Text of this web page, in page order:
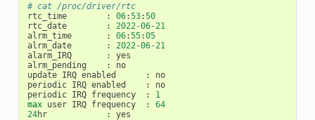
# cat /proc/driver/rtc
rtc_time
: 06:53:50
rtc_date
: 2022 -06- 21
alrm_time
: 06:55:05
alrm_date
: 2022 -06- 21
alarm_IRQ
:
yes
alrm_pending
:
no
update IRQ enabled :
no
periodic IRQ enabled :
no
periodic IRQ frequency :
1
max user IRQ frequency :
64
24hr : yes